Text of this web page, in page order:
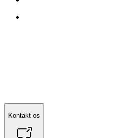
Kontakt os